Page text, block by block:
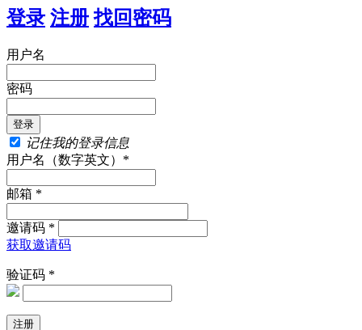
登录 注册 找回密码
用户名
密码
记住我的登录信息
用户名（数字英文）*
邮箱 *
邀请码 *
获取邀请码
验证码 *